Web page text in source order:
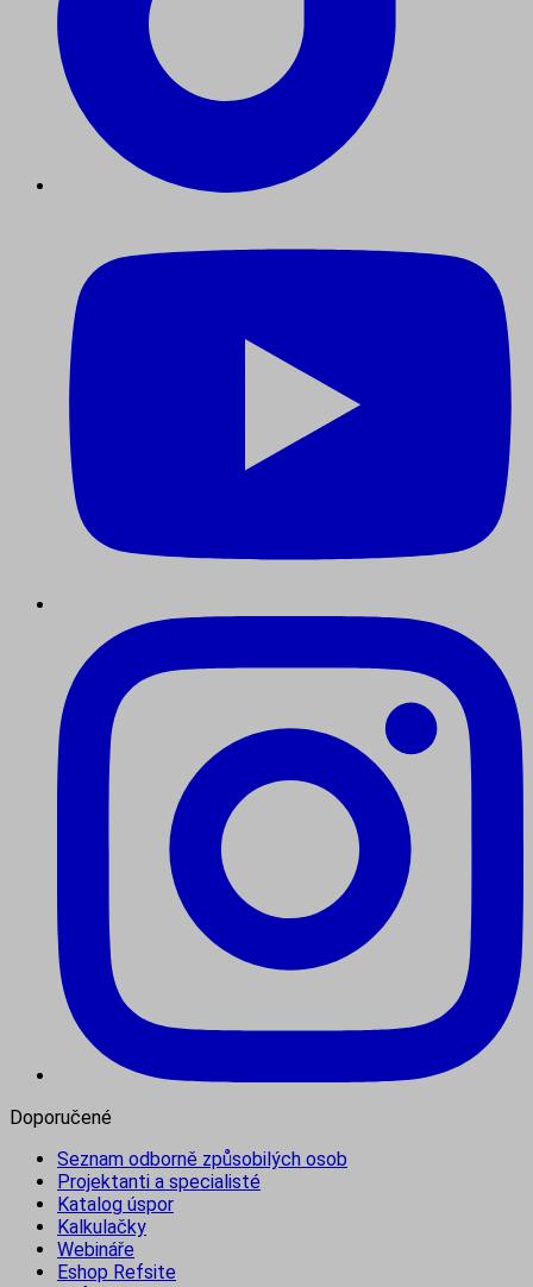
Doporučené
Seznam odborně způsobilých osob
Projektanti a specialisté
Katalog úspor
Kalkulačky
Webináře
Eshop Refsite